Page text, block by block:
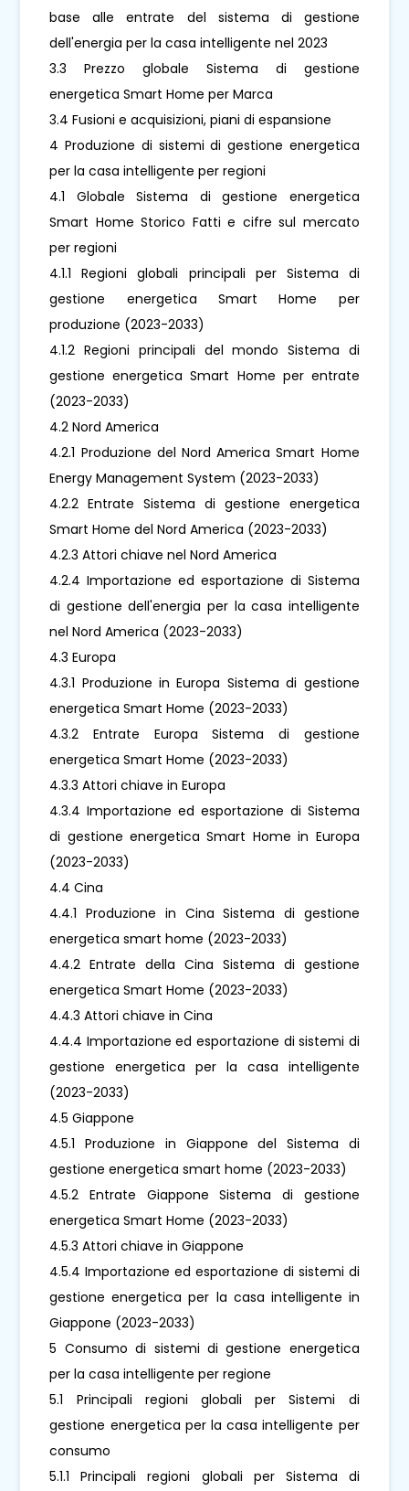
base alle entrate del sistema di gestione
dell'energia per la casa intelligente nel 2023
3.3 Prezzo globale Sistema di gestione
energetica Smart Home per Marca
3.4 Fusioni e acquisizioni, piani di espansione
4 Produzione di sistemi di gestione energetica
per la casa intelligente per regioni
4.1 Globale Sistema di gestione energetica
Smart Home Storico Fatti e cifre sul mercato
per regioni
4.1.1 Regioni globali principali per Sistema di
gestione energetica Smart Home per
produzione (2023-2033)
4.1.2 Regioni principali del mondo Sistema di
gestione energetica Smart Home per entrate
(2023-2033)
4.2 Nord America
4.2.1 Produzione del Nord America Smart Home
Energy Management System (2023-2033)
4.2.2 Entrate Sistema di gestione energetica
Smart Home del Nord America (2023-2033)
4.2.3 Attori chiave nel Nord America
4.2.4 Importazione ed esportazione di Sistema
di gestione dell'energia per la casa intelligente
nel Nord America (2023-2033)
4.3 Europa
4.3.1 Produzione in Europa Sistema di gestione
energetica Smart Home (2023-2033)
4.3.2 Entrate Europa Sistema di gestione
energetica Smart Home (2023-2033)
4.3.3 Attori chiave in Europa
4.3.4 Importazione ed esportazione di Sistema
di gestione energetica Smart Home in Europa
(2023-2033)
4.4 Cina
4.4.1 Produzione in Cina Sistema di gestione
energetica smart home (2023-2033)
4.4.2 Entrate della Cina Sistema di gestione
energetica Smart Home (2023-2033)
4.4.3 Attori chiave in Cina
4.4.4 Importazione ed esportazione di sistemi di
gestione energetica per la casa intelligente
(2023-2033)
4.5 Giappone
4.5.1 Produzione in Giappone del Sistema di
gestione energetica smart home (2023-2033)
4.5.2 Entrate Giappone Sistema di gestione
energetica Smart Home (2023-2033)
4.5.3 Attori chiave in Giappone
4.5.4 Importazione ed esportazione di sistemi di
gestione energetica per la casa intelligente in
Giappone (2023-2033)
5 Consumo di sistemi di gestione energetica
per la casa intelligente per regione
5.1 Principali regioni globali per Sistemi di
gestione energetica per la casa intelligente per
consumo
5.1.1 Principali regioni globali per Sistema di